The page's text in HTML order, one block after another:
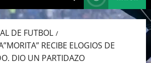
DE FUTBOL
RECIBE ELOGIOS DE
DIO UN PARTIDAZO